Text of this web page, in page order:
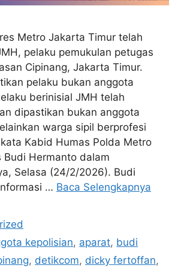
Metro Jakarta Timur telah
pelaku pemukulan petugas
Cipinang, Jakarta Timur.
pelaku bukan anggota
berinisial JMH telah
dipastikan bukan anggota
warga sipil berprofesi
Kabid Humas Polda Metro
Budi Hermanto dalam
Selasa (24/2/2026). Budi
… Baca Selengkapnya
kepolisian, aparat, budi
, detikcom, dicky fertoffan,